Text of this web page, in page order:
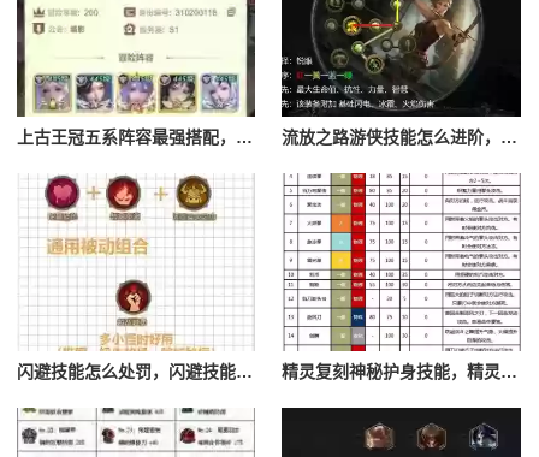
上古王冠五系阵容最强搭配，上古王冠五星排行 流放之路游侠技能怎么进阶，流放之路游侠技能怎么进阶的
闪避技能怎么处罚，闪避技能怎么处罚队友 精灵复刻神秘护身技能，精灵复刻攻略